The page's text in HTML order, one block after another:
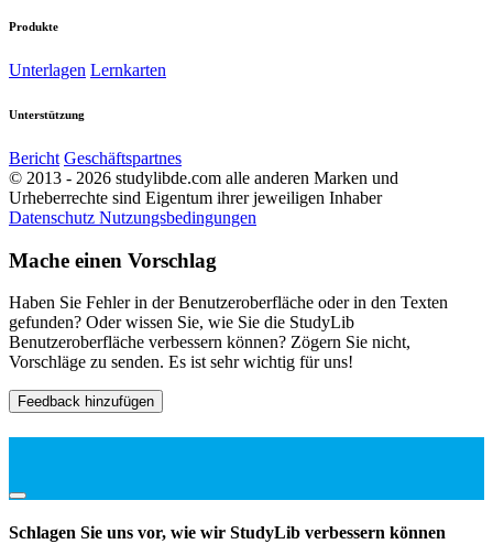
Produkte
Unterlagen Lernkarten
Unterstützung
Bericht Geschäftspartnes
© 2013 - 2026 studylibde.com alle anderen Marken und
Urheberrechte sind Eigentum ihrer jeweiligen Inhaber
Datenschutz Nutzungsbedingungen
Mache einen Vorschlag
Haben Sie Fehler in der Benutzeroberfläche oder in den Texten
gefunden? Oder wissen Sie, wie Sie die StudyLib
Benutzeroberfläche verbessern können? Zögern Sie nicht,
Vorschläge zu senden. Es ist sehr wichtig für uns!
Feedback hinzufügen
Schlagen Sie uns vor, wie wir StudyLib verbessern können